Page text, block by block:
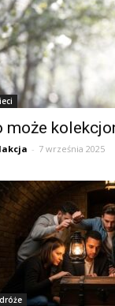
może
- 7 września 2025